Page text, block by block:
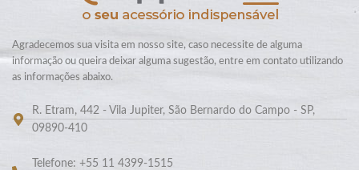
Agradecemos sua visita em nosso site, caso necessite de alguma
informação ou queira deixar alguma sugestão, entre em contato utilizando
as informações abaixo.
R. Etram, 442 - Vila Jupiter, São Bernardo do Campo - SP,
09890-410
Telefone: +55 11 4399-1515